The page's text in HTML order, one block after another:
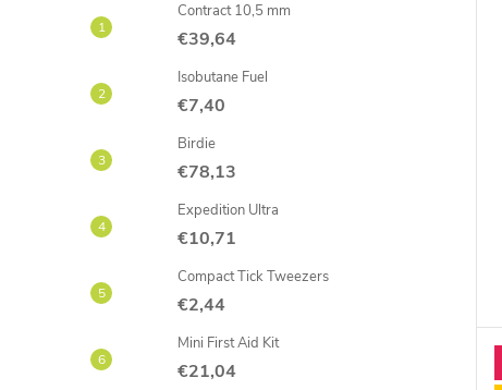
Contract 10,5 mm
€39,64
Isobutane Fuel
€7,40
Birdie
€78,13
Expedition Ultra
€10,71
Compact Tick Tweezers
€2,44
Mini First Aid Kit
€21,04